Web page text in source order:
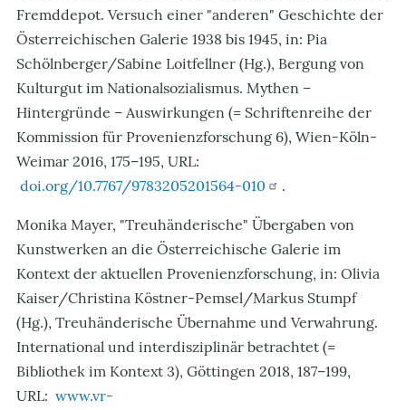
Fremddepot. Versuch einer "anderen" Geschichte der
Österreichischen Galerie 1938 bis 1945, in: Pia
Schölnberger/Sabine Loitfellner (Hg.), Bergung von
Kulturgut im Nationalsozialismus. Mythen –
Hintergründe – Auswirkungen (= Schriftenreihe der
Kommission für Provenienzforschung 6), Wien-Köln-
Weimar 2016, 175–195, URL:
doi.org/10.7767/9783205201564-010
.
Monika Mayer, "Treuhänderische" Übergaben von
Kunstwerken an die Österreichische Galerie im
Kontext der aktuellen Provenienzforschung, in: Olivia
Kaiser/Christina Köstner-Pemsel/Markus Stumpf
(Hg.), Treuhänderische Übernahme und Verwahrung.
International und interdisziplinär betrachtet (=
Bibliothek im Kontext 3), Göttingen 2018, 187–199,
URL: www.vr-